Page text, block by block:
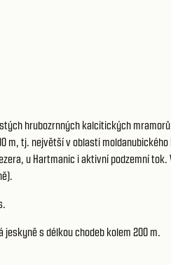
hrubozrnných kalcitických
m, tj. největší v oblasti
u Hartmanic i aktivní podzemní
jeskyně s délkou chodeb kolem 200 m.